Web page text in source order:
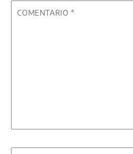
COMENTARIO*